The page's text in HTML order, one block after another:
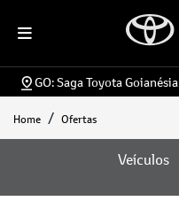
GO: Saga Toyota Goianésia
Home Ofertas
Veículos
Ofertas